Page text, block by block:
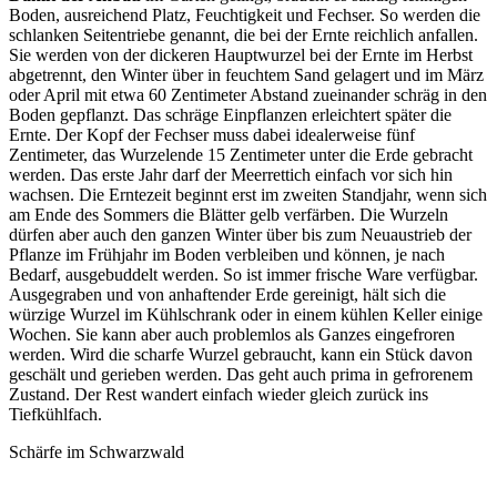
Boden, ausreichend Platz, Feuchtigkeit und Fechser. So werden die
schlanken Seitentriebe genannt, die bei der Ernte reichlich anfallen.
Sie werden von der dickeren Hauptwurzel bei der Ernte im Herbst
abgetrennt, den Winter über in feuchtem Sand gelagert und im März
oder April mit etwa 60 Zentimeter Abstand zueinander schräg in den
Boden gepflanzt. Das schräge Einpflanzen erleichtert später die
Ernte. Der Kopf der Fechser muss dabei idealerweise fünf
Zentimeter, das Wurzelende 15 Zentimeter unter die Erde gebracht
werden. Das erste Jahr darf der Meerrettich einfach vor sich hin
wachsen. Die Erntezeit beginnt erst im zweiten Standjahr, wenn sich
am Ende des Sommers die Blätter gelb verfärben. Die Wurzeln
dürfen aber auch den ganzen Winter über bis zum Neuaustrieb der
Pflanze im Frühjahr im Boden verbleiben und können, je nach
Bedarf, ausgebuddelt werden. So ist immer frische Ware verfügbar.
Ausgegraben und von anhaftender Erde gereinigt, hält sich die
würzige Wurzel im Kühlschrank oder in einem kühlen Keller einige
Wochen. Sie kann aber auch problemlos als Ganzes eingefroren
werden. Wird die scharfe Wurzel gebraucht, kann ein Stück davon
geschält und gerieben werden. Das geht auch prima in gefrorenem
Zustand. Der Rest wandert einfach wieder gleich zurück ins
Tiefkühlfach.
Schärfe im Schwarzwald